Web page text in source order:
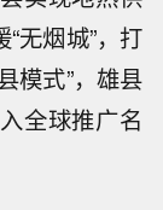
无烟城”，打
模式”，雄县
全球推广名